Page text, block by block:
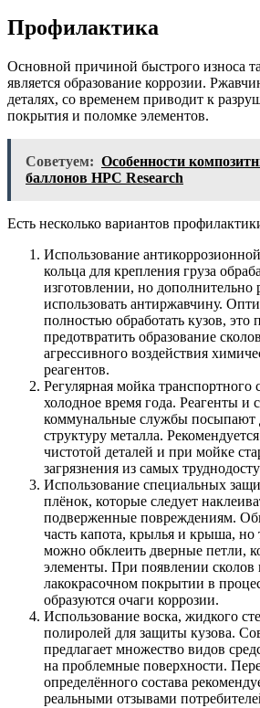
Профилактика
Основной причиной быстрого износа
является образование коррозии.
деталях, со временем приводит к
покрытия и поломке элементов.
Советуем: Особенности
баллонов HPC Research
Есть несколько вариантов
Использование
кольца для крепления груза
изготовлении, но дополнительно
использовать антиржавчину.
полностью обработать кузов, это
предотвратить образование
агрессивного воздействия
реагентов.
Регулярная мойка транспортного
холодное время года. Реагенты и
коммунальные службы посыпают
структуру металла. Рекомендуется
чистотой деталей и при мойке
загрязнения из самых
Использование специальных
плёнок, которые следует
подверженные повреждениям.
часть капота, крылья и крыша, но
можно обклеить дверные петли,
элементы. При появлении сколов
лакокрасочном покрытии в
образуются очаги коррозии.
Использование воска, жидкого
полиролей для защиты кузова.
предлагает множество видов
на проблемные поверхности.
определённого состава
реальными отзывами